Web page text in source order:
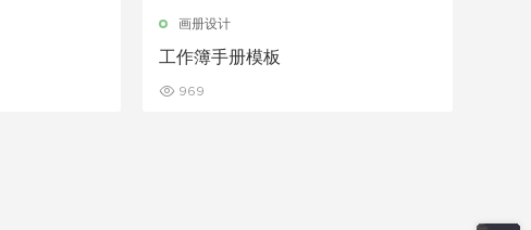
画册设计
工作簿手册模板
969